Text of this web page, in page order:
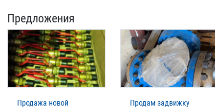
Предложения
Продажа новой
Продам задвижку